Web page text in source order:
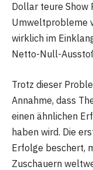
Dollar teure Show
Umweltprobleme
wirklich im
Netto-Null-
Trotz dieser
Annahme, dass
einen ähnlichen
haben wird. Die
Erfolge beschert,
Zuschauern